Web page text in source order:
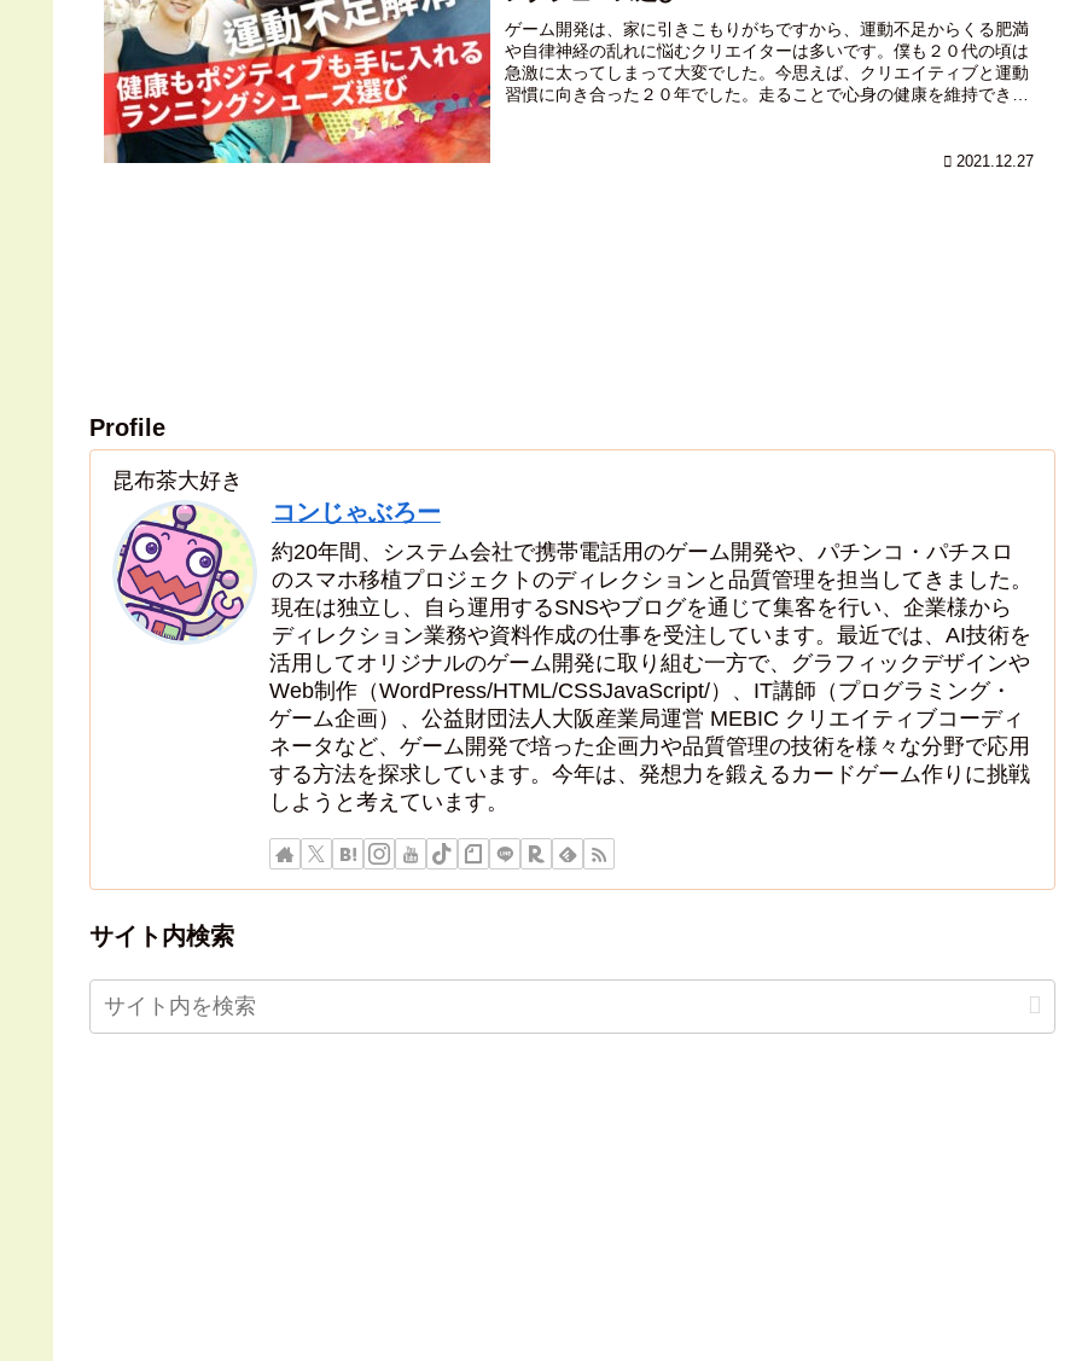
さな成功を積み上げることで、継続力を高める方法をお伝えします。
継続する力を身につけることで、自分の人生をより豊かで充実したも
のにしていくことができます。ぜひ、この記事を参考に、理想と現実
のギャップを活用した継続術をマスターしましょう。
ゲーム開発は、家に引きこもりがちですから、運動不足からくる肥満
や自律神経の乱れに悩むクリエイターは多いです。僕も２０代の頃は
急激に太ってしまって大変でした。今思えば、クリエイティブと運動
習慣に向き合った２０年でした。走ることで心身の健康を維持できる
シューズがなければ、楽しいランニングは続けられません。そこで今
2021.12.27
Profile
昆布茶大好き
コンじゃぶろー
約20年間、システム会社で携帯電話用のゲーム開発や、パチンコ・パチスロ
のスマホ移植プロジェクトのディレクションと品質管理を担当してきました。
現在は独立し、自ら運用するSNSやブログを通じて集客を行い、企業様から
ディレクション業務や資料作成の仕事を受注しています。最近では、AI技術を
活用してオリジナルのゲーム開発に取り組む一方で、グラフィックデザインや
Web制作（WordPress/HTML/CSSJavaScript/）、IT講師（プログラミング・
ゲーム企画）、公益財団法人大阪産業局運営 MEBIC クリエイティブコーディ
ネータなど、ゲーム開発で培った企画力や品質管理の技術を様々な分野で応用
する方法を探求しています。今年は、発想力を鍛えるカードゲーム作りに挑戦
しようと考えています。
サイト内検索